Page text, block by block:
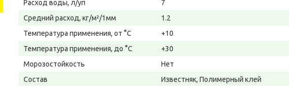
Расход воды, л/уп
7
Средний расход, кг/м²/1мм
1.2
Температура применения, от °С
+10
Температура применения, до °С
+30
Морозостойкость
Нет
Состав
Известняк, Полимерный клей